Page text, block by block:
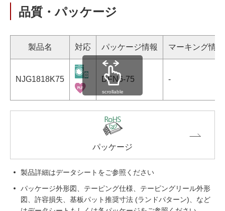
品質・パッケージ
製品名 対応 パッケージ情報 マーキング情報
NJG1818K75 DFN6-75 -
scrollable
パッケージ
製品詳細はデータシートをご参照ください
パッケージ外形図、テーピング仕様、テーピングリール外形
図、許容損失、基板パット推奨寸法 (ランドパターン)、など